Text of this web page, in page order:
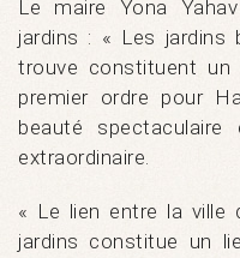
Le maire Yona
jardins : « Les jardins
trouve constituent
premier ordre pour
beauté
extraordinaire.
« Le lien entre la ville
jardins constitue un